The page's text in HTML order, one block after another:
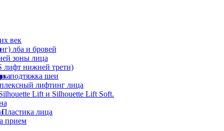
век
лба и бровей
зоны лица
лифт нижней трети)
– подтяжка шеи
лифтинг лица
Lift и Silhouette Lift Soft.
лица
прием